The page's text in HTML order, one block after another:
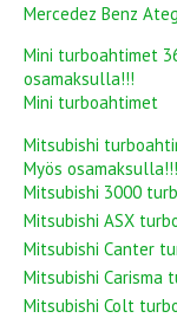
Mercedez Benz
Mini turboahtimet
osamaksulla!!!
Mini turboahtimet
Mitsubishi
Myös osamaksulla!!!
Mitsubishi 3000
Mitsubishi ASX
Mitsubishi Canter
Mitsubishi Carisma
Mitsubishi Colt